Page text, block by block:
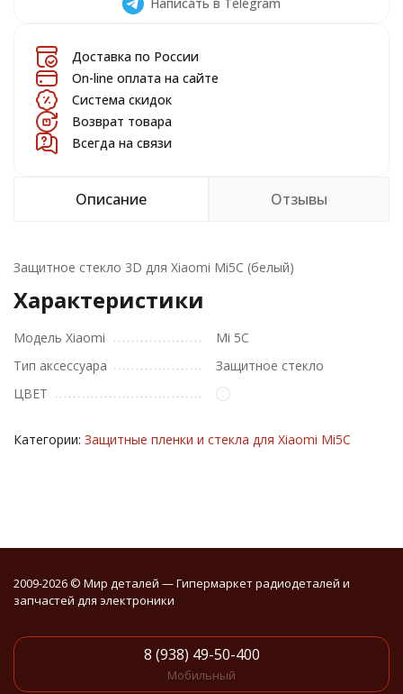
Доставка по России
On-line оплата на сайте
Система скидок
Возврат товара
Всегда на связи
Описание Отзывы
Защитное стекло 3D для Xiaomi Mi5C (белый)
Характеристики
Модель Xiaomi
Mi 5C
Тип аксессуара
Защитное стекло
ЦВЕТ
Категории: Защитные пленки и стекла для Xiaomi Mi5C
2009-2026 © Мир деталей — Гипермаркет радиодеталей и
запчастей для электроники
8 (938) 49-50-400
Мобильный